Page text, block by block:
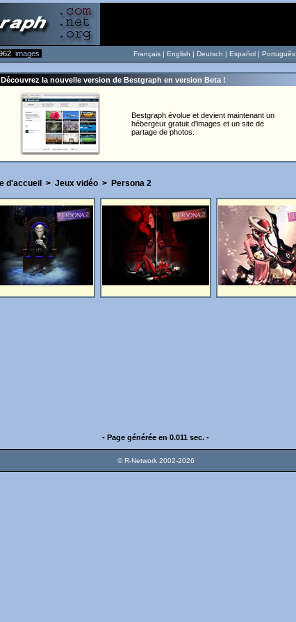
images Français | English | Deutsch | Español | Português
Découvrez la nouvelle version de Bestgraph en version Beta !
Bestgraph évolue et devient maintenant un
hébergeur gratuit d'images et un site de
partage de photos.
d'accueil > Jeux vidéo > Persona 2
- Page générée en 0.011 sec. -
© R-Network 2002-2026